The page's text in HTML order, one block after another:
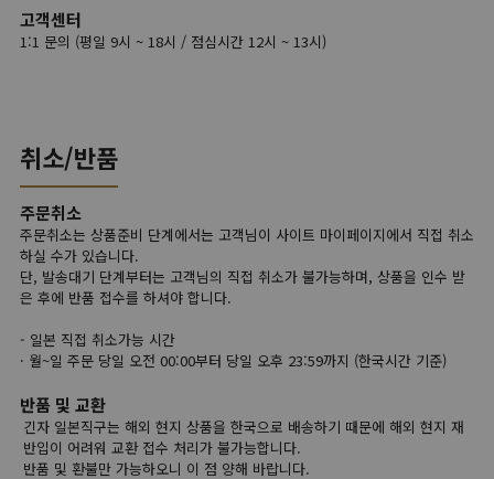
고객센터
1:1 문의 (평일 9시 ~ 18시 / 점심시간 12시 ~ 13시)
취소/반품
주문취소
주문취소는 상품준비 단계에서는 고객님이 사이트 마이페이지에서 직접 취소
하실 수가 있습니다.
단, 발송대기 단계부터는 고객님의 직접 취소가 불가능하며, 상품을 인수 받
은 후에 반품 접수를 하셔야 합니다.
- 일본 직접 취소가능 시간
· 월~일 주문 당일 오전 00:00부터 당일 오후 23:59까지 (한국시간 기준)
반품 및 교환
긴자 일본직구는 해외 현지 상품을 한국으로 배송하기 때문에 해외 현지 재
반입이 어려워 교환 접수 처리가 불가능합니다.
반품 및 환불만 가능하오니 이 점 양해 바랍니다.